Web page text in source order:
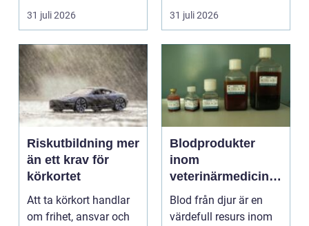
För många är res...
31 juli 2026
förändras vardagen
snabbt....
31 juli 2026
Riskutbildning mer
än ett krav för
körkortet
Att ta körkort handlar
om frihet, ansvar och
Blodprodukter
inom
veterinärmedicin
funktion, kvalitet
och användning
Blod från djur är en
värdefull resurs inom